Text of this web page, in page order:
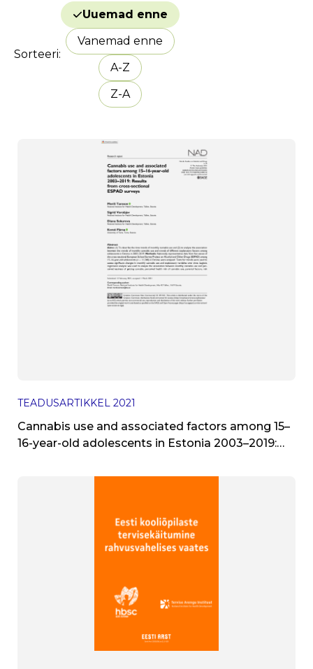
Sorteeri
Uuemad enne
Vanemad enne
A-Z
Z-A
TEADUSARTIKKEL 2021
Cannabis use and associated factors among 15–
16-year-old adolescents in Estonia 2003–2019: